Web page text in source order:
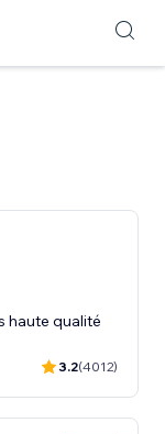
haute qualité
3.2(4012)